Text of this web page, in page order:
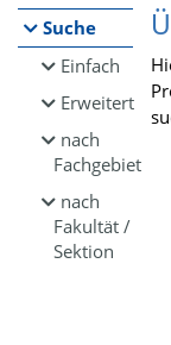
Suche
Einfach
Erweitert
nach
Fachgebiet
nach
Fakultät /
Sektion